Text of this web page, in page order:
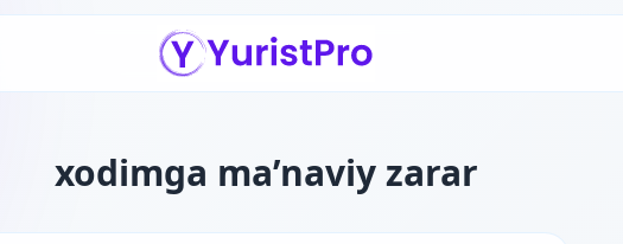
xodimga ma’naviy zarar